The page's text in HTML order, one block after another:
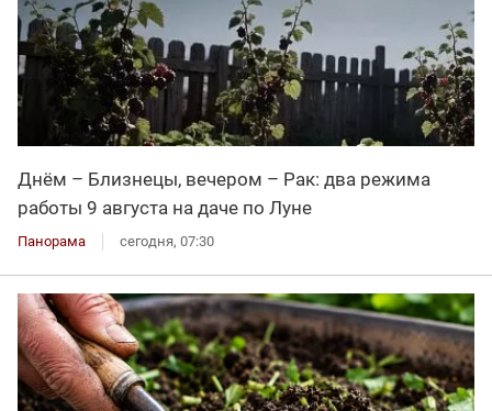
Днём – Близнецы, вечером – Рак: два режима
работы 9 августа на даче по Луне
Панорама сегодня, 07:30